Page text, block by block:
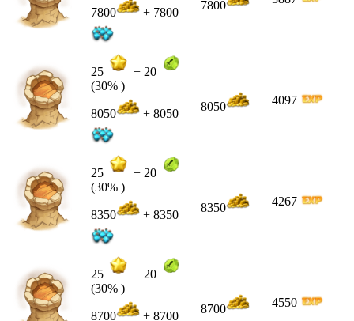
7800 + 7800
7800
25 + 20
(30% )
8050 + 8050
8050 4097
25 + 20
(30% )
8350 + 8350
8350 4267
25 + 20
(30% )
8700 + 8700
8700 4550